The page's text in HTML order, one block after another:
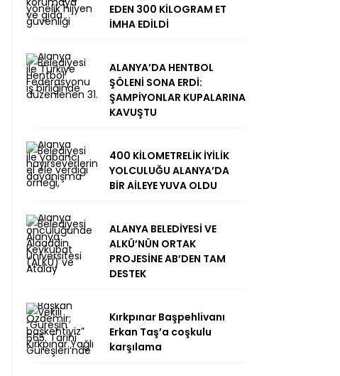
EDEN 300 KİLOGRAM ET
İMHA EDİLDİ
ALANYA’DA HENTBOL
ŞÖLENİ SONA ERDİ:
ŞAMPİYONLAR KUPALARINA
KAVUŞTU
400 KİLOMETRELİK İYİLİK
YOLCULUĞU ALANYA’DA
BİR AİLEYE YUVA OLDU
ALANYA BELEDİYESİ VE
ALKÜ’NÜN ORTAK
PROJESİNE AB’DEN TAM
DESTEK
Kırkpınar Başpehlivanı
Erkan Taş’a coşkulu
karşılama